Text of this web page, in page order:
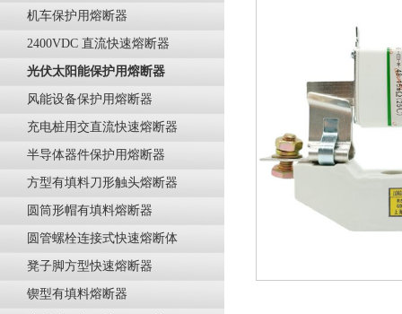
机车保护用熔断器
2400VDC 直流快速熔断器
光伏太阳能保护用熔断器
风能设备保护用熔断器
充电桩用交直流快速熔断器
半导体器件保护用熔断器
方型有填料刀形触头熔断器
圆筒形帽有填料熔断器
圆管螺栓连接式快速熔断体
凳子脚方型快速熔断器
锲型有填料熔断器